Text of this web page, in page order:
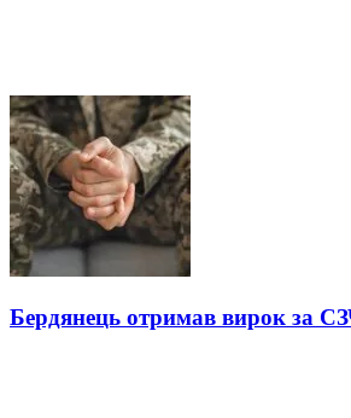
Бердянець отримав вирок за